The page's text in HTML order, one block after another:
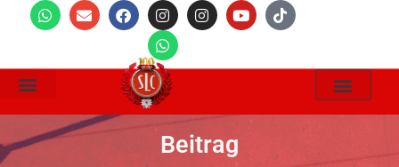
Beitrag